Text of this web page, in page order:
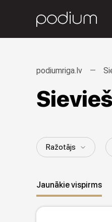
podiumriga.lv
Ražotājs
Kolekcija
Jaunākie vispirms